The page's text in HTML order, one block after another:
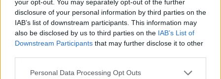
your opt-out. You may separately opt-out of the further
disclosure of your personal information by third parties on the
IAB’s list of downstream participants. This information may
also be disclosed by us to third parties on the IAB’s List of
Downstream Participants that may further disclose it to other
Personal Data Processing Opt Outs
Por otro lado, la personalización a medida que
establecen desde Inlogiq también resulta clave